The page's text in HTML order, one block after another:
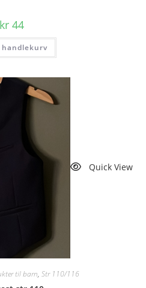
kr44
handlekurv
Quick View
til barn, Str 110/116